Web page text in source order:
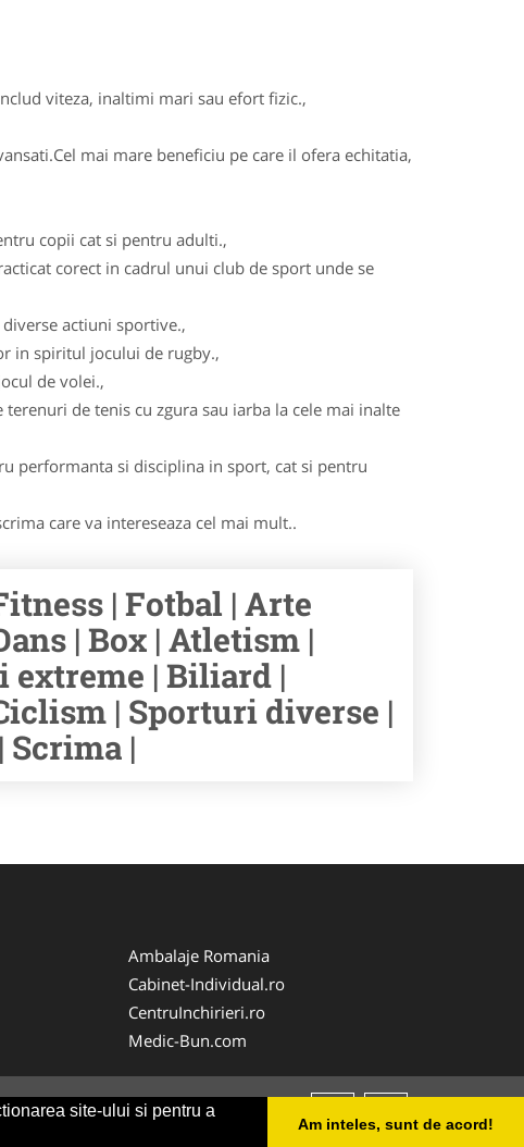
site-ului si pentru a
Am inteles, sunt de acord!
viteza, inaltimi mari sau efort fizic.,
mai mare beneficiu pe care il ofera echitatia,
copii cat si pentru adulti.,
corect in cadrul unui club de sport unde se
actiuni sportive.,
in spiritul jocului de rugby.,
de volei.,
de tenis cu zgura sau iarba la cele mai inalte
performanta si disciplina in sport, cat si pentru
care va intereseaza cel mai mult..
| Fotbal | Arte
| Box | Atletism |
extreme | Biliard |
| Sporturi diverse |
Scrima |
Ambalaje Romania
Cabinet-Individual.ro
CentruInchirieri.ro
Medic-Bun.com